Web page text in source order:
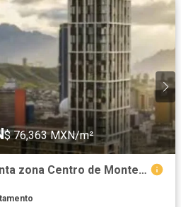
$ 76,363 MXN/m²
Departamentos en Venta zona Centro de Monterrey, N.L.